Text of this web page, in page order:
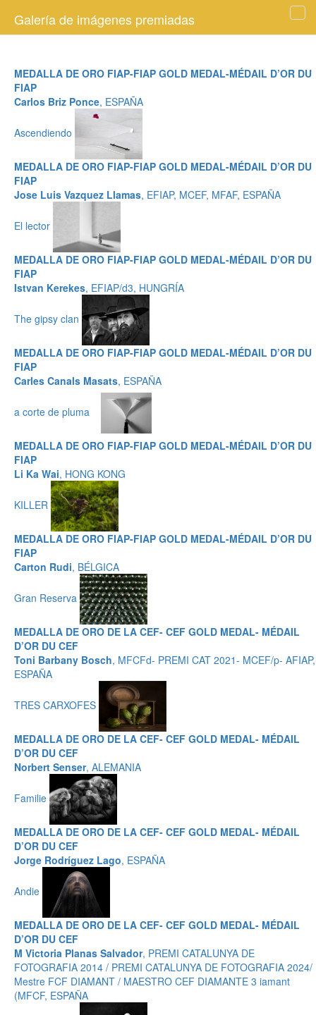
Galería de imágenes premiadas
MEDALLA DE ORO FIAP-FIAP GOLD MEDAL-MÉDAIL D’OR DU
FIAP
Carlos Briz Ponce, ESPAÑA
Ascendiendo
MEDALLA DE ORO FIAP-FIAP GOLD MEDAL-MÉDAIL D’OR DU
FIAP
Jose Luis Vazquez Llamas, EFIAP, MCEF, MFAF, ESPAÑA
El lector
MEDALLA DE ORO FIAP-FIAP GOLD MEDAL-MÉDAIL D’OR DU
FIAP
Istvan Kerekes, EFIAP/d3, HUNGRÍA
The gipsy clan
MEDALLA DE ORO FIAP-FIAP GOLD MEDAL-MÉDAIL D’OR DU
FIAP
Carles Canals Masats, ESPAÑA
a corte de pluma
MEDALLA DE ORO FIAP-FIAP GOLD MEDAL-MÉDAIL D’OR DU
FIAP
Li Ka Wai, HONG KONG
KILLER
MEDALLA DE ORO FIAP-FIAP GOLD MEDAL-MÉDAIL D’OR DU
FIAP
Carton Rudi, BÉLGICA
Gran Reserva
MEDALLA DE ORO DE LA CEF- CEF GOLD MEDAL- MÉDAIL
D’OR DU CEF
Toni Barbany Bosch, MFCFd- PREMI CAT 2021- MCEF/p- AFIAP,
ESPAÑA
TRES CARXOFES
MEDALLA DE ORO DE LA CEF- CEF GOLD MEDAL- MÉDAIL
D’OR DU CEF
Norbert Senser, ALEMANIA
Familie
MEDALLA DE ORO DE LA CEF- CEF GOLD MEDAL- MÉDAIL
D’OR DU CEF
Jorge Rodríguez Lago, ESPAÑA
Andie
MEDALLA DE ORO DE LA CEF- CEF GOLD MEDAL- MÉDAIL
D’OR DU CEF
M Victoria Planas Salvador, PREMI CATALUNYA DE
FOTOGRAFIA 2014 / PREMI CATALUNYA DE FOTOGRAFIA 2024/
Mestre FCF DIAMANT / MAESTRO CEF DIAMANTE 3 iamant
(MFCF, ESPAÑA